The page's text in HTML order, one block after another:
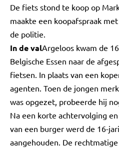
De fiets stond te koop op
maakte een koopafspraak
de politie.
In de valArgeloos kwam de
Belgische Essen naar de
fietsen. In plaats van een
agenten. Toen de jongen
was opgezet, probeerde hij
Na een korte achtervolging
van een burger werd de 16-
aangehouden. De